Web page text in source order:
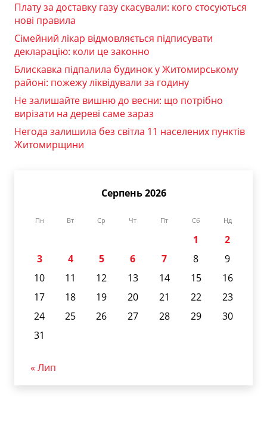
Плату за доставку газу скасували: кого стосуються
нові правила
Сімейний лікар відмовляється підписувати
декларацію: коли це законно
Блискавка підпалила будинок у Житомирському
районі: пожежу ліквідували за годину
Не залишайте вишню до весни: що потрібно
вирізати на дереві саме зараз
Негода залишила без світла 11 населених пунктів
Житомирщини
Серпень 2026
Пн Вт Ср Чт Пт Сб Нд
1
2
3
4 5 6 7 8
9
10
11 12 13 14 15
16
17
18 19 20 21 22
23
24
25 26 27 28 29
30
31
« Лип